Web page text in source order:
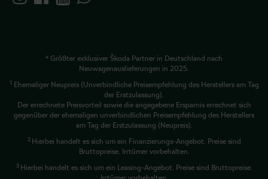
* Größter exklusiver Škoda Partner in Deutschland nach
Neuwagenauslieferungen in 2025.
1 Ehemaliger Neupreis (Unverbindliche Preisempfehlung des Herstellers am Tag
der Erstzulassung).
Der errechnete Preisvorteil sowie die angegebene Ersparnis errechnet sich
gegenüber der ehemaligen unverbindlichen Preisempfehlung des Herstellers
am Tag der Erstzulassung (Neupreis).
2 Hierbei handelt es sich um ein Finanzierungs-Angebot. Preise sind
Bruttopreise. Irrtümer vorbehalten.
3 Hierbei handelt es sich um ein Leasing-Angebot. Preise sind Bruttopreise.